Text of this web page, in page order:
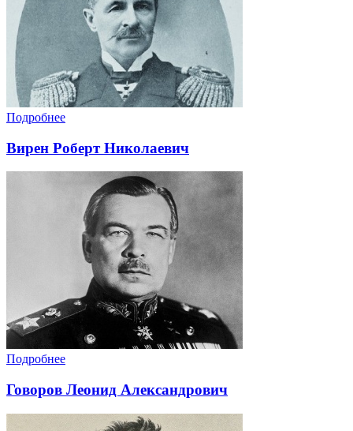
Подробнее
Вирен Роберт Николаевич
Подробнее
Говоров Леонид Александрович